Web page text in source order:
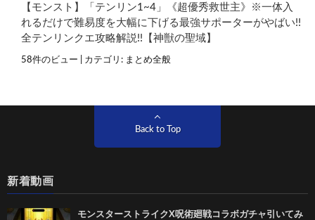
【モンスト】「テンリン1~4」《超優秀救世主》※一体入
れるだけで難易度を大幅に下げる最強サポーターがやばい!!
全テンリンクエ攻略解説!!【神獣の聖域】
58件のビュー カテゴリ: まとめ全般
Back to Top
新着動画
モンスターストライクX呪術廻戦コラボガチャ引いてみ